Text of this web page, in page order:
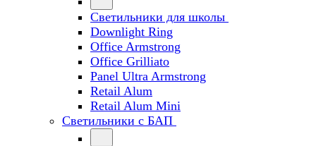
Светильники для школы
Downlight Ring
Office Armstrong
Office Grilliato
Panel Ultra Armstrong
Retail Alum
Retail Alum Mini
Светильники с БАП